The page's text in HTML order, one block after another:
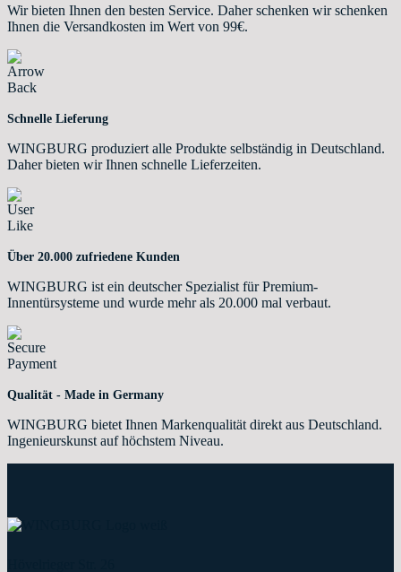
Wir bieten Ihnen den besten Service. Daher schenken wir schenken
Ihnen die Versandkosten im Wert von 99€.
Schnelle Lieferung
WINGBURG produziert alle Produkte selbständig in Deutschland.
Daher bieten wir Ihnen schnelle Lieferzeiten.
Über 20.000 zufriedene Kunden
WINGBURG ist ein deutscher Spezialist für Premium-
Innentürsysteme und wurde mehr als 20.000 mal verbaut.
Qualität - Made in Germany
WINGBURG bietet Ihnen Markenqualität direkt aus Deutschland.
Ingenieurskunst auf höchstem Niveau.